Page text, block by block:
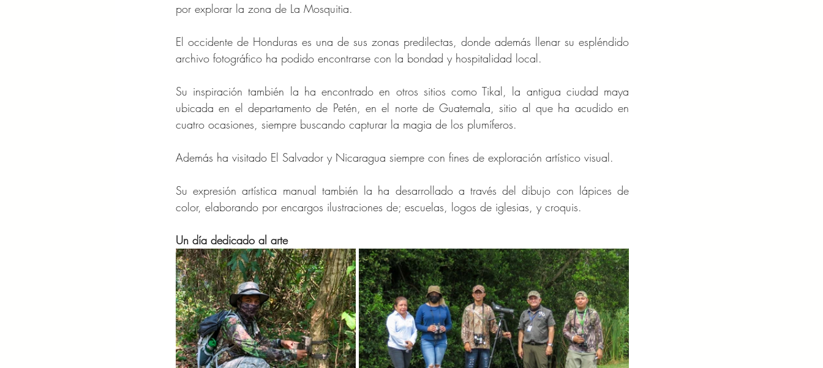
por explorar la zona de La Mosquitia.
El occidente de Honduras es una de sus zonas predilectas, donde además llenar su espléndido
archivo fotográfico ha podido encontrarse con la bondad y hospitalidad local.
Su inspiración también la ha encontrado en otros sitios como Tikal, la antigua ciudad maya
ubicada en el departamento de Petén, en el norte de Guatemala, sitio al que ha acudido en
cuatro ocasiones, siempre buscando capturar la magia de los plumíferos.
Además ha visitado El Salvador y Nicaragua siempre con fines de exploración artístico visual.
Su expresión artística manual también la ha desarrollado a través del dibujo con lápices de
color, elaborando por encargos ilustraciones de; escuelas, logos de iglesias, y croquis.
Un día dedicado al arte